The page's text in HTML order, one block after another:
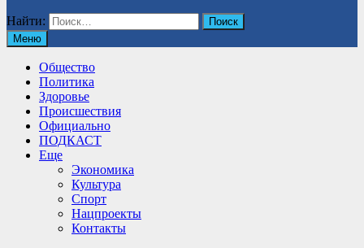
Найти:
Меню
Общество
Политика
Здоровье
Происшествия
Официально
ПОДКАСТ
Еще
Экономика
Культура
Спорт
Нацпроекты
Контакты